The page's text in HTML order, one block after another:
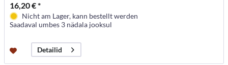
16,20 € *
Nicht am Lager, kann bestellt werden
Saadaval umbes 3 nädala jooksul
Detailid